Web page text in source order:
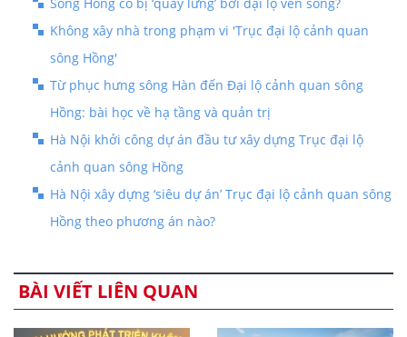
Không xây nhà trong phạm vi 'Trục đại lộ cảnh quan
sông Hồng'
Từ phục hưng sông Hàn đến Đại lộ cảnh quan sông
Hồng: bài học về hạ tầng và quản trị
Hà Nội khởi công dự án đầu tư xây dựng Trục đại lộ
cảnh quan sông Hồng
Hà Nội xây dựng ‘siêu dự án’ Trục đại lộ cảnh quan sông
Hồng theo phương án nào?
BÀI VIẾT LIÊN QUAN